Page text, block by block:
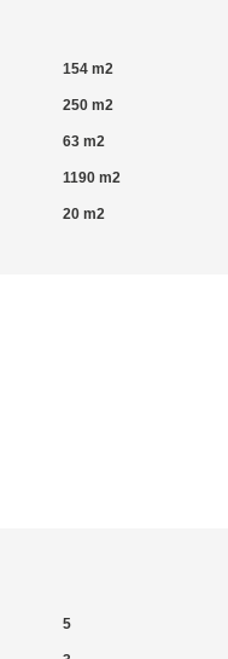
154 m2
250 m2
63 m2
1190 m2
20 m2
5